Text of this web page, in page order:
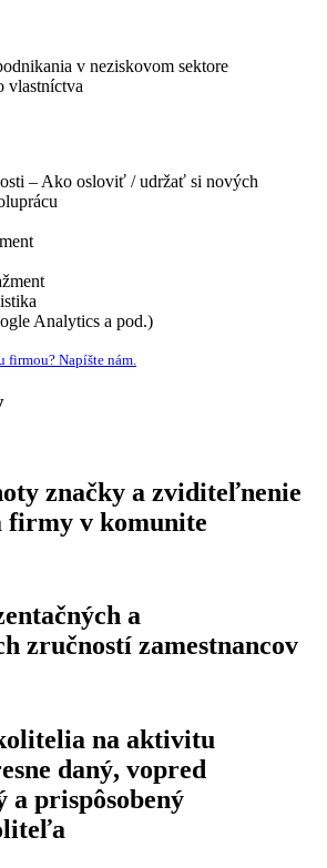
v neziskovom sektore
vlastníctva
– Ako osloviť / udržať si nových
Analytics a pod.)
firmou? Napíšte nám.
značky a zviditeľnenie
firmy v komunite
a
zručností zamestnancov
na aktivitu
daný, vopred
a prispôsobený